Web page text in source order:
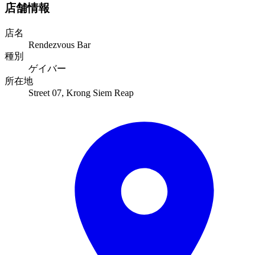
店舗情報
店名
Rendezvous Bar
種別
ゲイバー
所在地
Street 07, Krong Siem Reap